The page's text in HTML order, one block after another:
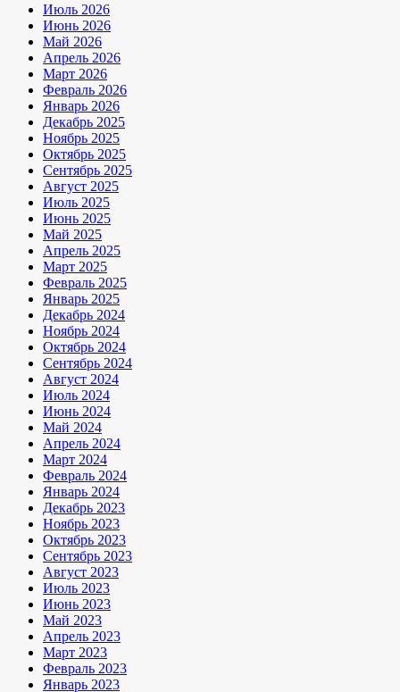
Июль 2026
Июнь 2026
Май 2026
Апрель 2026
Март 2026
Февраль 2026
Январь 2026
Декабрь 2025
Ноябрь 2025
Октябрь 2025
Сентябрь 2025
Август 2025
Июль 2025
Июнь 2025
Май 2025
Апрель 2025
Март 2025
Февраль 2025
Январь 2025
Декабрь 2024
Ноябрь 2024
Октябрь 2024
Сентябрь 2024
Август 2024
Июль 2024
Июнь 2024
Май 2024
Апрель 2024
Март 2024
Февраль 2024
Январь 2024
Декабрь 2023
Ноябрь 2023
Октябрь 2023
Сентябрь 2023
Август 2023
Июль 2023
Июнь 2023
Май 2023
Апрель 2023
Март 2023
Февраль 2023
Январь 2023